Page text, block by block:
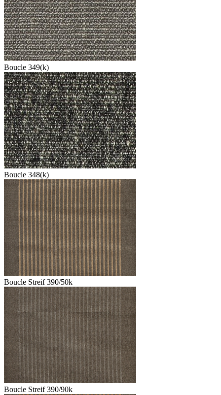
Boucle 349(k)
Boucle 348(k)
Boucle Streif 390/50k
Boucle Streif 390/90k